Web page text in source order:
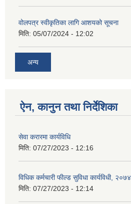
वोलपत्र स्वीकृतिका लागि आशयको सूचना
मिति: 05/07/2024 - 12:02
अन्य
ऐन, कानुन तथा निर्देशिका
सेवा करारमा कार्यविधि
मिति: 07/27/2023 - 12:16
विधिक कर्मचारी फील्ड सुविधा कार्यविधी, २०७४
मिति: 07/27/2023 - 12:14